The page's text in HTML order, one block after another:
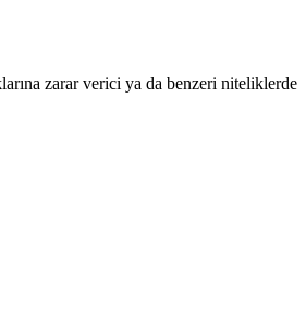
zarar verici ya da benzeri niteliklerde